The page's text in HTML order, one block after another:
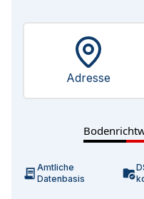
Adresse
Amtliche
Datenbasis